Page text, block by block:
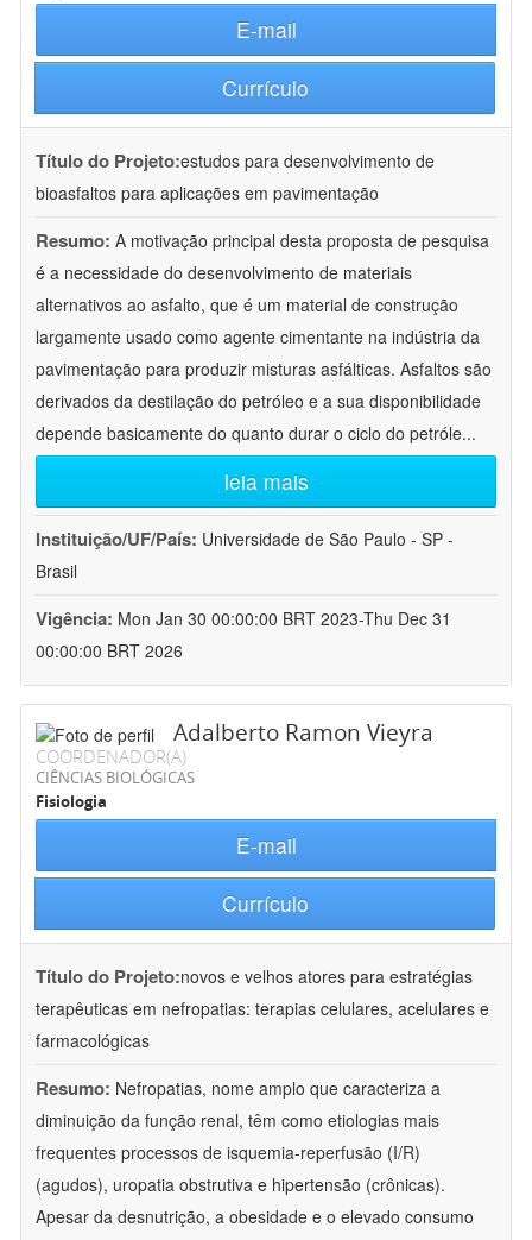
E-mail
Currículo
Título do Projeto:estudos para desenvolvimento de
bioasfaltos para aplicações em pavimentação
Resumo: A motivação principal desta proposta de pesquisa
é a necessidade do desenvolvimento de materiais
alternativos ao asfalto, que é um material de construção
largamente usado como agente cimentante na indústria da
pavimentação para produzir misturas asfálticas. Asfaltos são
derivados da destilação do petróleo e a sua disponibilidade
depende basicamente do quanto durar o ciclo do petróle...
leia mais
Instituição/UF/País: Universidade de São Paulo - SP -
Brasil
Vigência: Mon Jan 30 00:00:00 BRT 2023-Thu Dec 31
00:00:00 BRT 2026
Adalberto Ramon Vieyra
COORDENADOR(A)
CIÊNCIAS BIOLÓGICAS
Fisiologia
E-mail
Currículo
Título do Projeto:novos e velhos atores para estratégias
terapêuticas em nefropatias: terapias celulares, acelulares e
farmacológicas
Resumo: Nefropatias, nome amplo que caracteriza a
diminuição da função renal, têm como etiologias mais
frequentes processos de isquemia-reperfusão (I/R)
(agudos), uropatia obstrutiva e hipertensão (crônicas).
Apesar da desnutrição, a obesidade e o elevado consumo